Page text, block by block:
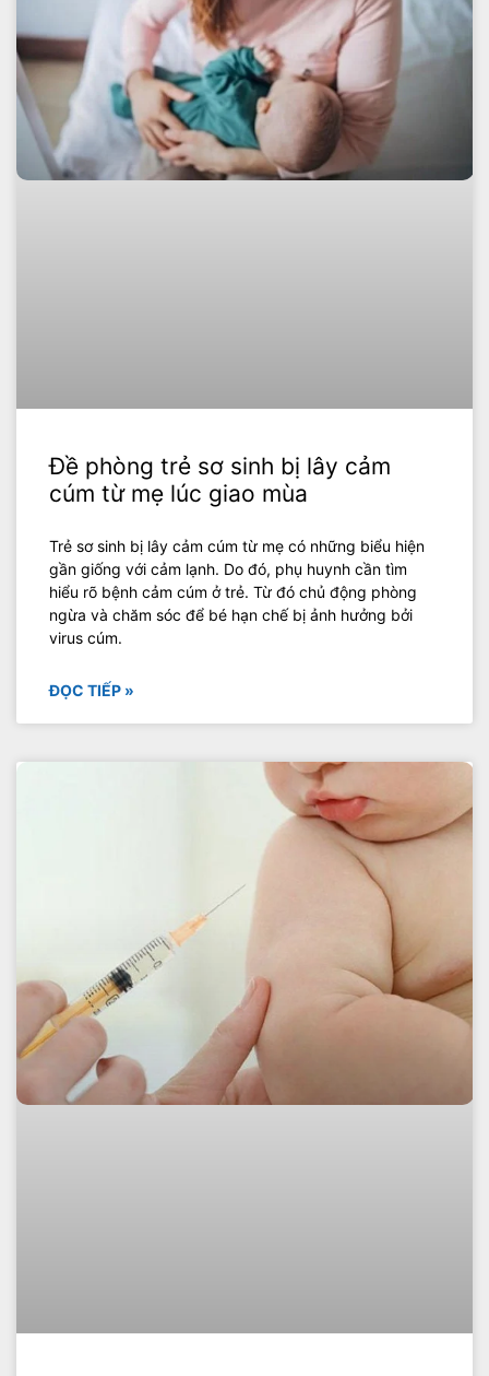
Đề phòng trẻ sơ sinh bị lây cảm
cúm từ mẹ lúc giao mùa
Trẻ sơ sinh bị lây cảm cúm từ mẹ có những biểu hiện
gần giống với cảm lạnh. Do đó, phụ huynh cần tìm
hiểu rõ bệnh cảm cúm ở trẻ. Từ đó chủ động phòng
ngừa và chăm sóc để bé hạn chế bị ảnh hưởng bởi
virus cúm.
ĐỌC TIẾP »